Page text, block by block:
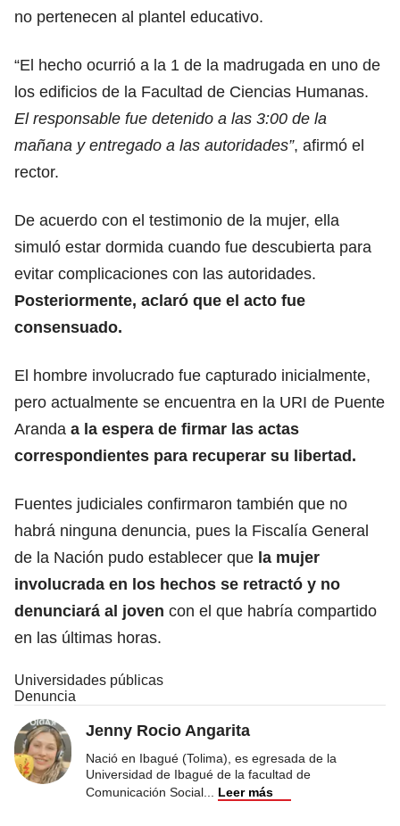
no pertenecen al plantel educativo.
“El hecho ocurrió a la 1 de la madrugada en uno de
los edificios de la Facultad de Ciencias Humanas.
El responsable fue detenido a las 3:00 de la
mañana y entregado a las autoridades”, afirmó el
rector.
De acuerdo con el testimonio de la mujer, ella
simuló estar dormida cuando fue descubierta para
evitar complicaciones con las autoridades.
Posteriormente, aclaró que el acto fue
consensuado.
El hombre involucrado fue capturado inicialmente,
pero actualmente se encuentra en la URI de Puente
Aranda a la espera de firmar las actas
correspondientes para recuperar su libertad.
Fuentes judiciales confirmaron también que no
habrá ninguna denuncia, pues la Fiscalía General
de la Nación pudo establecer que la mujer
involucrada en los hechos se retractó y no
denunciará al joven con el que habría compartido
en las últimas horas.
Universidades públicas
Denuncia
Jenny Rocio Angarita
Nació en Ibagué (Tolima), es egresada de la
Universidad de Ibagué de la facultad de
Comunicación Social... Leer más